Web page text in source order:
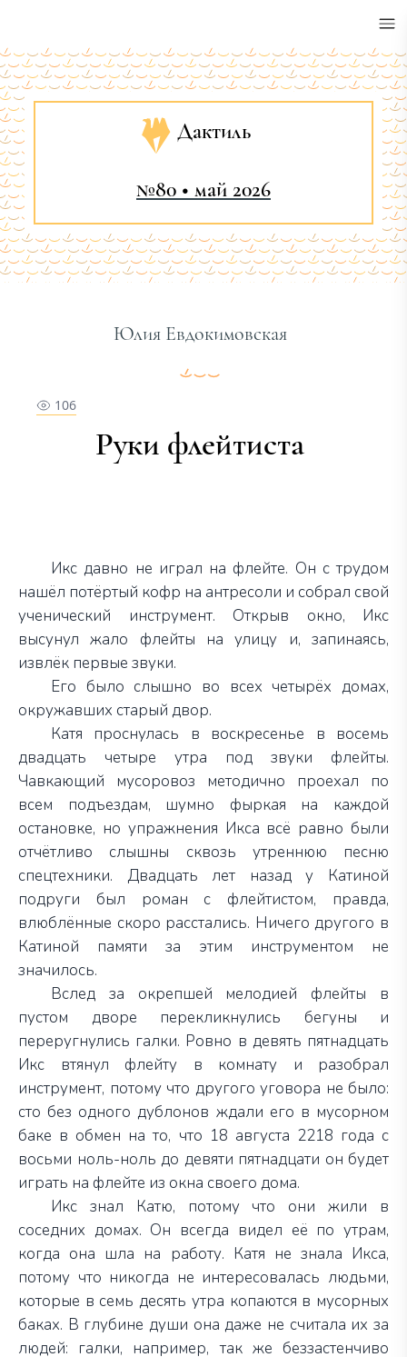
Дактиль
№80 • май 2026
Юлия Евдокимовская
106
Руки флейтиста
Икс давно не играл на флейте. Он с трудом
нашёл потёртый кофр на антресоли и собрал свой
ученический инструмент. Открыв окно, Икс
высунул жало флейты на улицу и, запинаясь,
извлёк первые звуки.
Его было слышно во всех четырёх домах,
окружавших старый двор.
Катя проснулась в воскресенье в восемь
двадцать четыре утра под звуки флейты.
Чавкающий мусоровоз методично проехал по
всем подъездам, шумно фыркая на каждой
остановке, но упражнения Икса всё равно были
отчётливо слышны сквозь утреннюю песню
спецтехники. Двадцать лет назад у Катиной
подруги был роман с флейтистом, правда,
влюблённые скоро расстались. Ничего другого в
Катиной памяти за этим инструментом не
значилось.
Вслед за окрепшей мелодией флейты в
пустом дворе перекликнулись бегуны и
переругнулись галки. Ровно в девять пятнадцать
Икс втянул флейту в комнату и разобрал
инструмент, потому что другого уговора не было:
сто без одного дублонов ждали его в мусорном
баке в обмен на то, что 18 августа 2218 года с
восьми ноль-ноль до девяти пятнадцати он будет
играть на флейте из окна своего дома.
Икс знал Катю, потому что они жили в
соседних домах. Он всегда видел её по утрам,
когда она шла на работу. Катя не знала Икса,
потому что никогда не интересовалась людьми,
которые в семь десять утра копаются в мусорных
баках. В глубине души она даже не считала их за
людей: галки, например, так же беззастенчиво